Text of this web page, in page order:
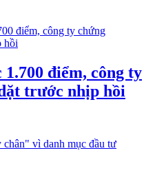
điểm, công ty
trước nhịp hồi